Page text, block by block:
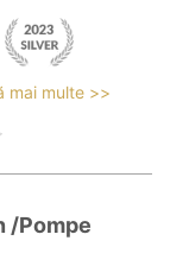
mai multe >>
/Pompe